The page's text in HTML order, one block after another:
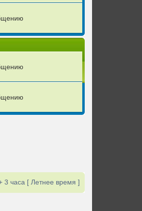
3 часа [ Летнее время ]